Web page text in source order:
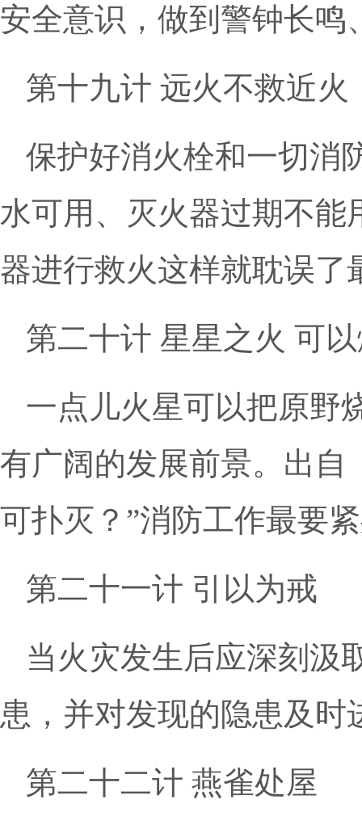
安全意识，做到警钟长鸣
第十九计 远火不救近火
保护好消火栓和一切消
水可用、灭火器过期不能
器进行救火这样就耽误了
第二十计 星星之火 可
一点儿火星可以把原野
有广阔的发展前景。出自
可扑灭？”消防工作最要
第二十一计 引以为戒
当火灾发生后应深刻汲
患，并对发现的隐患及
第二十二计 燕雀处屋